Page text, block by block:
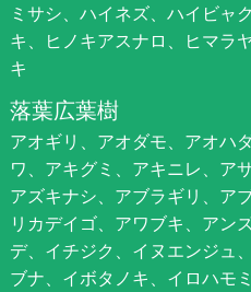
ミサシ、ハイネズ、ハイビャ
キ、ヒノキアスナロ、ヒマラ
キ
落葉広葉樹
アオギリ、アオダモ、アオハ
ワ、アキグミ、アキニレ、ア
アズキナシ、アブラギリ、ア
リカデイゴ、アワブキ、アン
デ、イチジク、イヌエンジュ
ブナ、イボタノキ、イロハモ